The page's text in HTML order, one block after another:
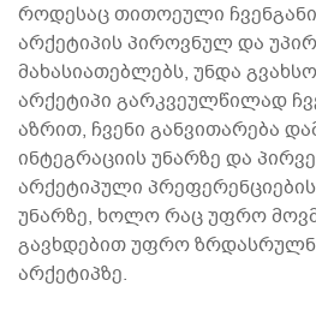
როდესაც თითოეული ჩვენგანი
არქეტიპის პიროვნულ და
მახასიათებლებს, უნდა
არქეტიპი გარკვეულწილად
აზრით, ჩვენი განვითარება
ინტეგრაციის უნარზე და
არქეტიპული
უნარზე, ხოლო რაც უფრო
გავხდებით უფრო
არქეტიპზე.